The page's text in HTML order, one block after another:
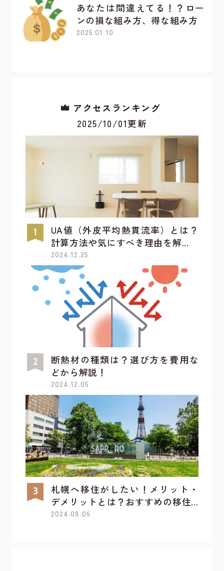
あなたは間違えてる！？ロー
ンの損な組み方、得な組み方
2025.01.10
アクセスランキング
2025/10/01更新
UA値（外皮平均熱貫流率）とは？
計算方法や気にすべき理由を解...
2024.12.25
断熱材の種類は？選び方を費用な
どから解説！
2024.12.05
札幌へ移住がしたい！メリット・
デメリットとは？おすすめの移住...
2024.08.06